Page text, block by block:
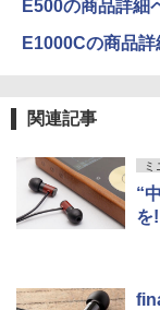
E500の商品詳細
E1000Cの商品
関連記事
ミ
“
を